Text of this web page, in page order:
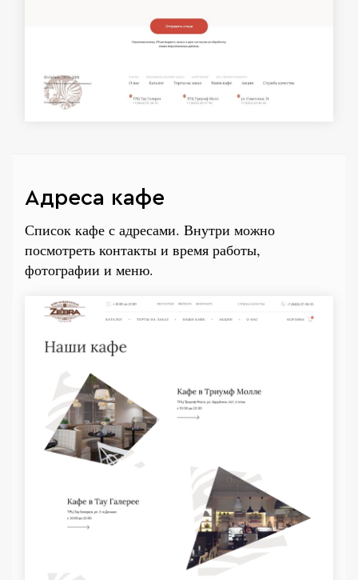
Адреса кафе
Список кафе с адресами. Внутри можно
посмотреть контакты и время работы,
фотографии и меню.